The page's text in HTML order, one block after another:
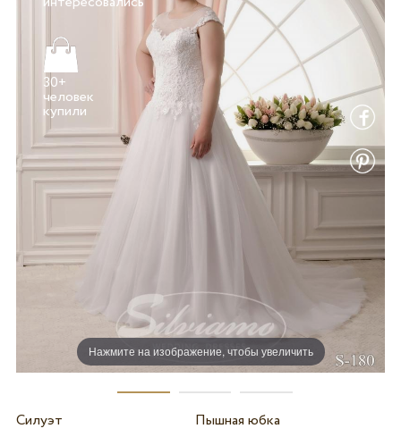
Нажмите на изображение, чтобы увеличить
30+
человек
Силуэт
Пышная юбка